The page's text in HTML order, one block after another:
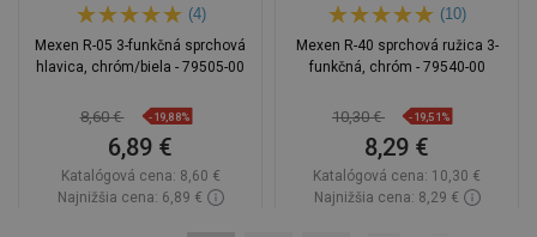
(4)
Mexen R-05 3-funkčná sprchová
hlavica, chróm/biela - 79505-00
8,60 € -19,88%
6,89 €
Katalógová cena: 8,60 €
Najnižšia cena: 6,89 €
(10)
Mexen R-40 sprchová ružica 3-
funkčná, chróm - 79540-00
10,30 € -19,51%
8,29 €
Katalógová cena: 10,30 €
Najnižšia cena: 8,29 €